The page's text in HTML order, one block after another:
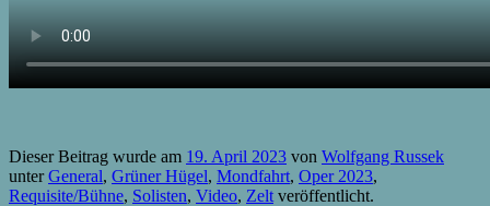
Dieser Beitrag wurde am 19. April 2023 von Wolfgang Russek
unterGeneral, Grüner Hügel, Mondfahrt, Oper 2023,
Requisite/Bühne, Solisten, Video, Zelt veröffentlicht.